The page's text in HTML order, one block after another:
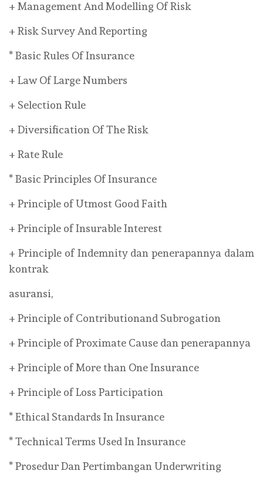
+ Management And Modelling Of Risk
+ Risk Survey And Reporting
* Basic Rules Of Insurance
+ Law Of Large Numbers
+ Selection Rule
+ Diversification Of The Risk
+ Rate Rule
* Basic Principles Of Insurance
+ Principle of Utmost Good Faith
+ Principle of Insurable Interest
+ Principle of Indemnity dan penerapannya dalam
kontrak
asuransi,
+ Principle of Contributionand Subrogation
+ Principle of Proximate Cause dan penerapannya
+ Principle of More than One Insurance
+ Principle of Loss Participation
* Ethical Standards In Insurance
* Technical Terms Used In Insurance
* Prosedur Dan Pertimbangan Underwriting